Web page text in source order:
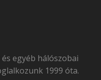
egyéb hálószobai
1999 óta.